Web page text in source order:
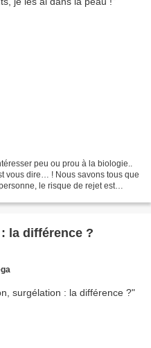
peu ou prou à la biologie..
vous dire… ! Nous savons tous que
le risque de rejet est
la différence ?